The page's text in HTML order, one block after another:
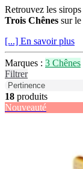
Retrouvez les
Trois Chênes sur
[...] En savoir plus
Marques : 3 Chênes
Filtrer
18 produits
Nouveauté